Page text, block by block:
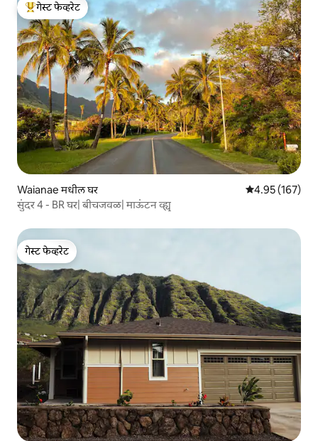
टॉप गेस्ट फेव्हरेट
गेस्ट फेव्हरेट
Waianae मधील घर 5 पैकी 4.95
4.95 (167)
सुंदर 4 - BR घर| बीचजवळ| माऊंटन व्ह्यू
गेस्ट फेव्हरेट
गेस्ट फेव्हरेट